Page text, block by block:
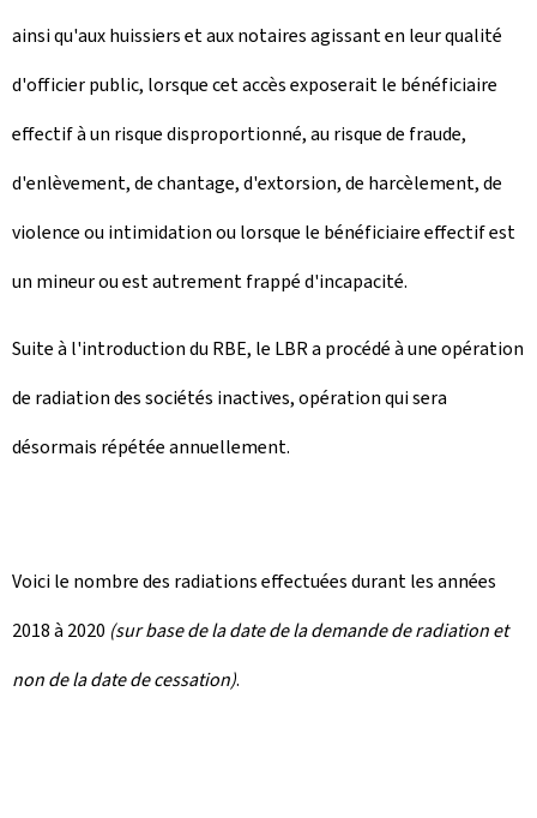
ainsi qu'aux huissiers et aux notaires agissant en leur qualité
d'officier public, lorsque cet accès exposerait le bénéficiaire
effectif à un risque disproportionné, au risque de fraude,
d'enlèvement, de chantage, d'extorsion, de harcèlement, de
violence ou intimidation ou lorsque le bénéficiaire effectif est
un mineur ou est autrement frappé d'incapacité.
Suite à l'introduction du RBE, le LBR a procédé à une opération
de radiation des sociétés inactives, opération qui sera
désormais répétée annuellement.
Voici le nombre des radiations effectuées durant les années
2018 à 2020 (sur base de la date de la demande de radiation et
non de la date de cessation).